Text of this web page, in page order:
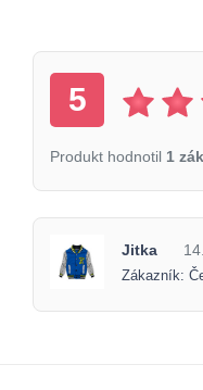
5
Produkt hodnotil 1
Jitka
Zákazník: